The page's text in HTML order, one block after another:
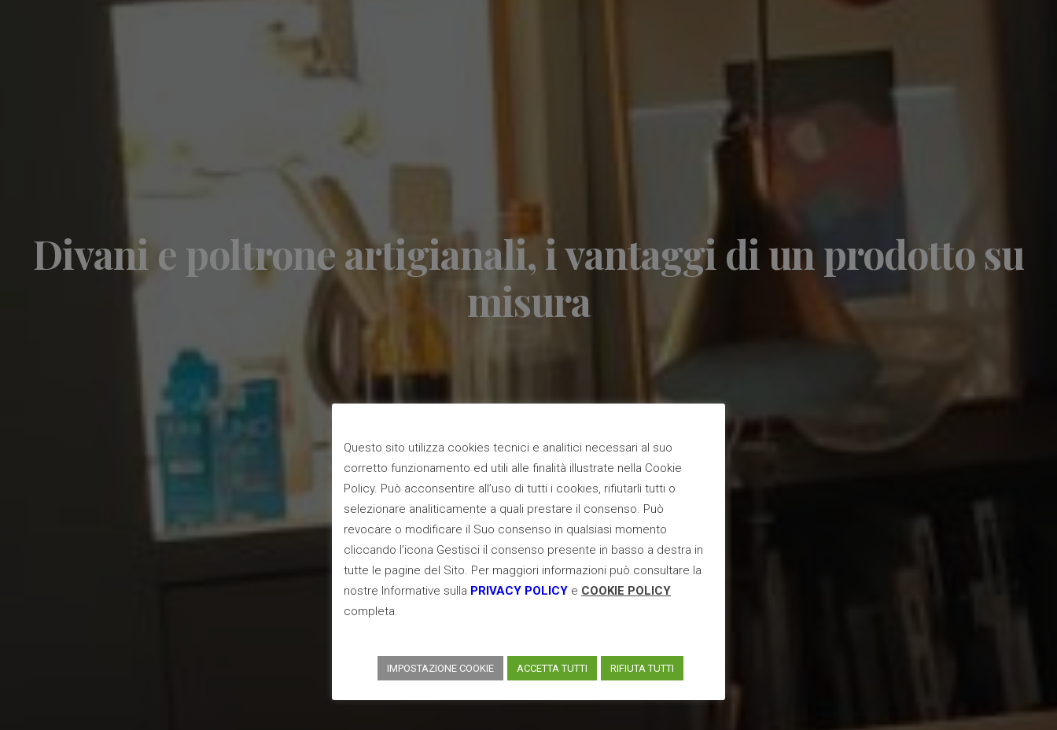
Divani e poltrone artigianali, i vantaggi di un prodotto su
misura
Questo sito utilizza cookies tecnici e analitici necessari al suo
corretto funzionamento ed utili alle finalità illustrate nella Cookie
Policy. Può acconsentire all’uso di tutti i cookies, rifiutarli tutti o
selezionare analiticamente a quali prestare il consenso. Può
revocare o modificare il Suo consenso in qualsiasi momento
cliccando l’icona Gestisci il consenso presente in basso a destra in
tutte le pagine del Sito. Per maggiori informazioni può consultare la
nostre Informative sulla PRIVACY POLICY e COOKIE POLICY
completa.
IMPOSTAZIONE COOKIE ACCETTA TUTTI RIFIUTA TUTTI